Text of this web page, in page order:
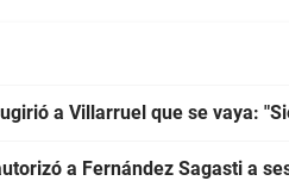
a Villarruel que se vaya:
a Fernández Sagasti a